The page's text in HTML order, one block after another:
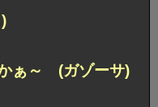
ぁ～ (ガゾーサ)